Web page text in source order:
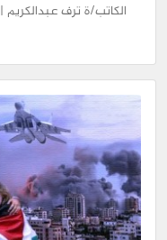
الكاتب/ة ترف عبدالكريم |